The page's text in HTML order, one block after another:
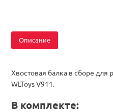
Описание
Хвостовая балка в сборе для
WLToys V911.
В комплекте: